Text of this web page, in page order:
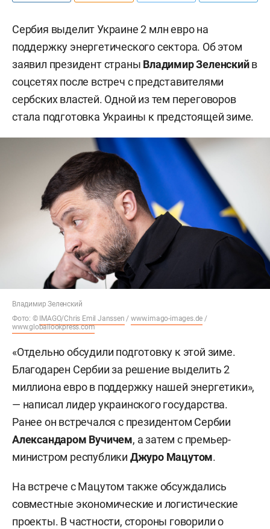
Сербия выделит Украине 2 млн евро на
поддержку энергетического сектора. Об этом
заявил президент страны Владимир Зеленскийв
соцсетях после встреч с представителями
сербских властей. Одной из тем переговоров
стала подготовка Украины к предстоящей зиме.
Владимир Зеленский
Фото: © IMAGO/Chris Emil Janssen /www.imago-images.de /
www.globallookpress.com
«Отдельно обсудили подготовку к этой зиме.
Благодарен Сербии за решение выделить 2
миллиона евро в поддержку нашей энергетики»,
— написал лидер украинского государства.
Ранее он встречался с президентом Сербии
Александаром Вучичем, а затем с премьер-
министром республики Джуро Мацутом.
На встрече с Мацутом также обсуждались
совместные экономические и логистические
проекты. В частности, стороны говорили о